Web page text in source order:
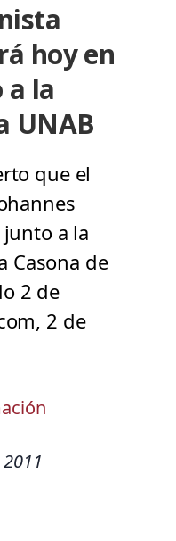
hoy en
a la
UNAB
que el
a la
Casona de
2 de
2 de